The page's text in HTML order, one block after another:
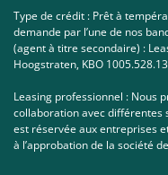
Type de crédit : Prêt à
demande par l’une de nos
(agent à titre secondaire) :
Hoogstraten, KBO
Leasing professionnel : Nous
collaboration avec différentes
est réservée aux entreprises
à l’approbation de la société